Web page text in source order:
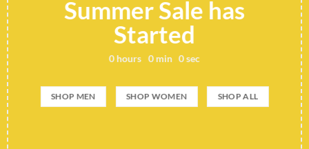
TODAY
Add any text here..